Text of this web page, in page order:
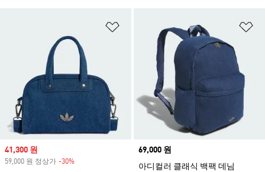
위시리스트 담기
Sale price
41,300 원
59,000 원 정상가 -30%
Price
69,000 원
아디컬러 클래식 백팩 데님